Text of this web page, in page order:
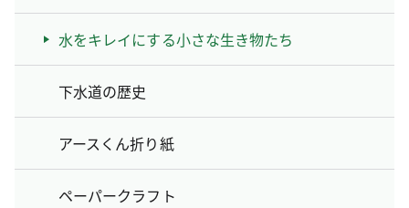
水をキレイにする小さな生き物たち
下水道の歴史
アースくん折り紙
ペーパークラフト